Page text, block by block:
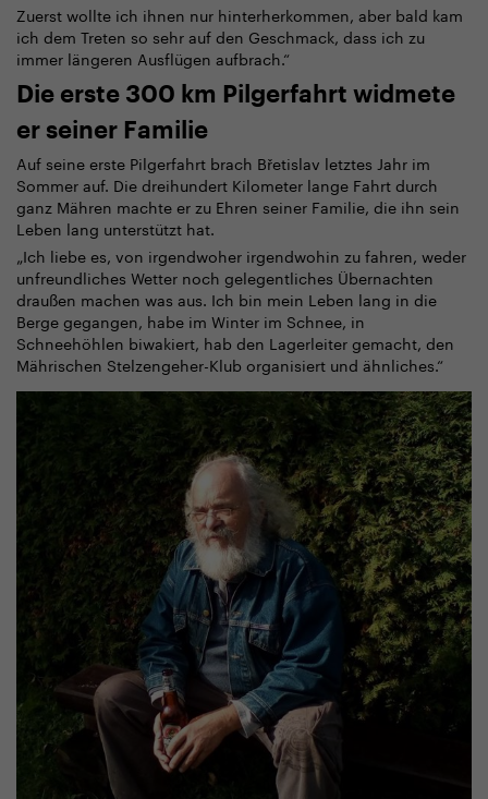
Zuerst wollte ich ihnen nur hinterherkommen, aber bald kam
ich dem Treten so sehr auf den Geschmack, dass ich zu
immer längeren Ausflügen aufbrach.“
Die erste 300 km Pilgerfahrt widmete
er seiner Familie
Auf seine erste Pilgerfahrt brach Břetislav letztes Jahr im
Sommer auf. Die dreihundert Kilometer lange Fahrt durch
ganz Mähren machte er zu Ehren seiner Familie, die ihn sein
Leben lang unterstützt hat.
„Ich liebe es, von irgendwoher irgendwohin zu fahren, weder
unfreundliches Wetter noch gelegentliches Übernachten
draußen machen was aus. Ich bin mein Leben lang in die
Berge gegangen, habe im Winter im Schnee, in
Schneehöhlen biwakiert, hab den Lagerleiter gemacht, den
Mährischen Stelzengeher-Klub organisiert und ähnliches.“